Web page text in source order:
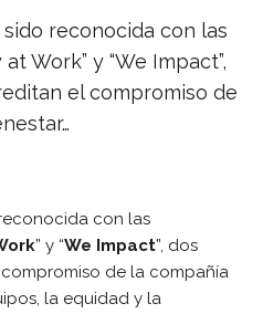
reconocida con las
Work” y “We Impact”,
el compromiso de
con las
” y “We Impact”, dos
de la compañía
la equidad y la